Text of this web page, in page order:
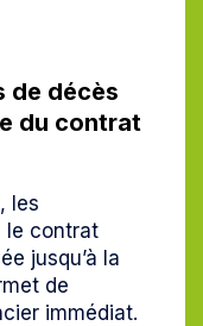
de décès
du contrat
les
le contrat
jusqu’à la
de
immédiat.